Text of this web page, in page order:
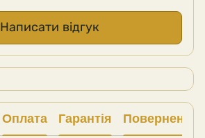
Написати відгук
Оплата Гарантія Повернення